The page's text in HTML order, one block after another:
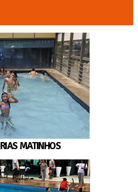
MATINHOS